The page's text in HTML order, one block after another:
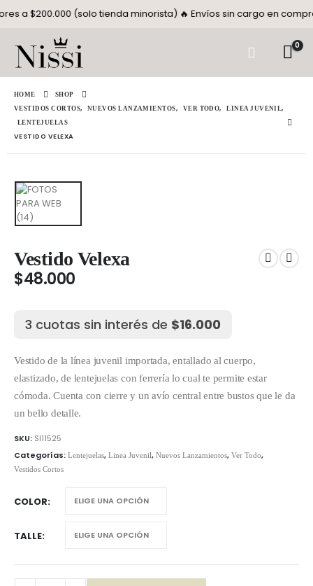
a $200.000 (solo tienda minorista) 🔥 Envíos sin cargo en
0
HOME
SHOP
VESTIDOS CORTOS, NUEVOS LANZAMIENTOS, VER TODO, LINEA JUVENIL,
LENTEJUELAS
VESTIDO VELEXA
Vestido Velexa
$48.000
3 cuotas sin interés de $16.000
Vestido de la línea juvenil importada, entallado al cuerpo,
elastizado, de lentejuelas con ferrería lo cual te permite estar
cómoda. Cuenta con cierre y un avío central entre bustos que le da
un bello detalle.
SKU: SI11525
Categorías: Lentejuelas, Linea Juvenil, Nuevos Lanzamientos, Ver Todo,
Vestidos Cortos
COLOR
TALLE